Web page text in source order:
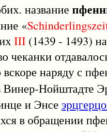
название
«
III (1439 - 1493)
наряду с
Винер-Нойштадте
и Энсе
в обращении